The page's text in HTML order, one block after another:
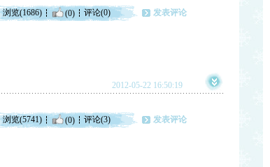
浏览(1686) (0) 评论(0) 发表评论
2012-05-22 16:50:19
浏览(5741) (0) 评论(3) 发表评论